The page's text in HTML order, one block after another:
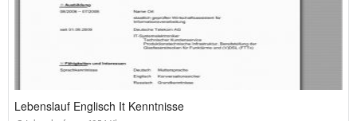
Lebenslauf Englisch It Kenntnisse